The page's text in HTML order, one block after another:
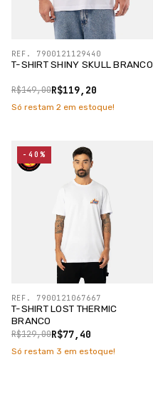
T-SHIRT SHINY SKULL BRANCO
R$119,20
R$149,00
REF. 7900121129440
Só restam 2 em estoque!
T-SHIRT LOST THERMIC
BRANCO
R$77,40
R$129,00
REF. 7900121067667
-40%
Só restam 3 em estoque!